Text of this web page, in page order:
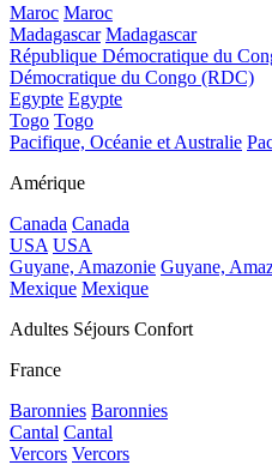
Maroc Maroc
Madagascar Madagascar
République Démocratique du
Démocratique du Congo (RDC)
Egypte Egypte
Togo Togo
Pacifique, Océanie et Australie
Amérique
Canada Canada
USA USA
Guyane, Amazonie Guyane,
Mexique Mexique
Adultes Séjours Confort
France
Baronnies Baronnies
Cantal Cantal
Vercors Vercors